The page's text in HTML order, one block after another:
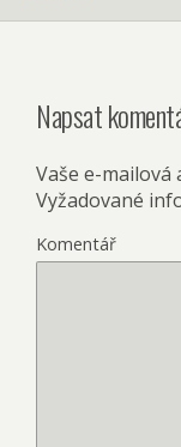
Napsat
Vaše e-mailová
Vyžadované
Komentář